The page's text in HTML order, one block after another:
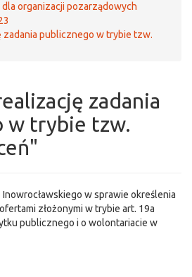
organizacji pozarządowych
zadania publicznego w trybie tzw.
zadania
w trybie tzw.
Inowrocławskiego w sprawie określenia
złożonymi w trybie art. 19a
publicznego i o wolontariacie w